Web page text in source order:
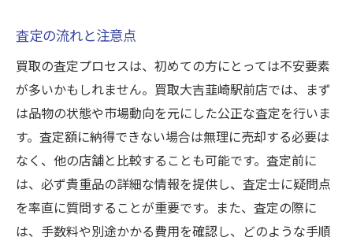
査定の流れと注意点
買取の査定プロセスは、初めての方にとっては不安要素
が多いかもしれません。買取大吉韮崎駅前店では、まず
は品物の状態や市場動向を元にした公正な査定を行いま
す。査定額に納得できない場合は無理に売却する必要は
なく、他の店舗と比較することも可能です。査定前に
は、必ず貴重品の詳細な情報を提供し、査定士に疑問点
を率直に質問することが重要です。また、査定の際に
は、手数料や別途かかる費用を確認し、どのような手順